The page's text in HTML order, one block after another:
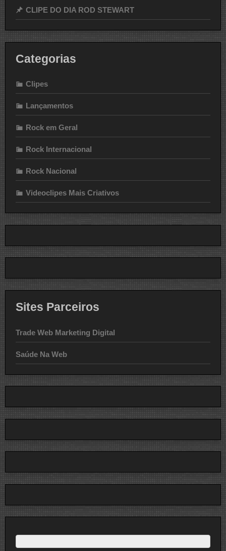
CLIPE DO DIA ROD STEWART
Categorias
Clipes
Lançamentos
Rock em Geral
Rock Internacional
Rock Nacional
Videoclipes Mais Criativos
Sites Parceiros
Trade Web Marketing Digital
Saúde Na Web